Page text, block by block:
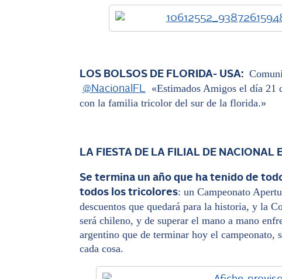
LOS BOLSOS DE FLORIDA- USA:
@NacionalFL «Estimados Amigos el día 21
con la familia tricolor del sur de la florida.»
LA FIESTA DE LA FILIAL DE NACIONAL
Se termina un año que ha tenido de
todos los tricolores: un Campeonato
descuentos que quedará para la historia, y la
será chileno, y de superar el mano a mano
argentino que de terminar hoy el campeonato,
cada cosa.